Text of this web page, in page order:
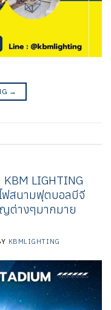
→
LIGHTING
ฟสนามฟุตบอลบีจี
ต่างๆมากมาย
KBMLIGHTING